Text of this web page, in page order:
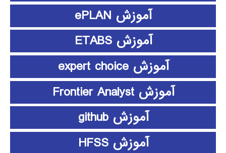
آموزش ePLAN
آموزش ETABS
آموزش expert choice
آموزش Frontier Analyst
آموزش github
آموزش HFSS